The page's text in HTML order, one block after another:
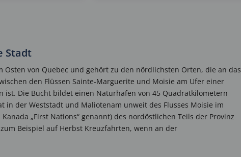
Stadt
Osten von Quebec und gehört zu den nördlichsten Orten, die an das
den Flüssen Sainte-Marguerite und Moisie am Ufer einer
Die Bucht bildet einen Naturhafen von 45 Quadratkilometern
in der Weststadt und Maliotenam unweit des Flusses Moisie im
„First Nations“ genannt) des nordöstlichen Teils der Provinz
Beispiel auf Herbst Kreuzfahrten, wenn an der